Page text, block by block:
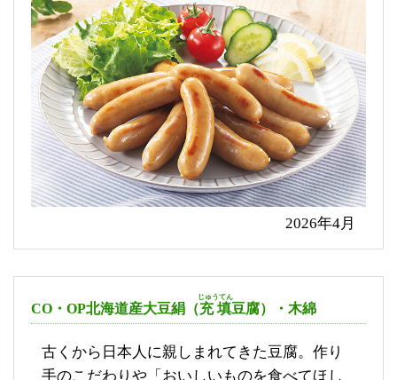
2026年4月
CO・OP北海道産大豆絹（充填
じゅうてん
豆腐）・木綿
古くから日本人に親しまれてきた豆腐。作り
手のこだわりや「おいしいものを食べてほし